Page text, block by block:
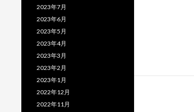
2023年7月
2023年6月
2023年5月
2023年4月
2023年3月
2023年2月
2023年1月
2022年12月
2022年11月